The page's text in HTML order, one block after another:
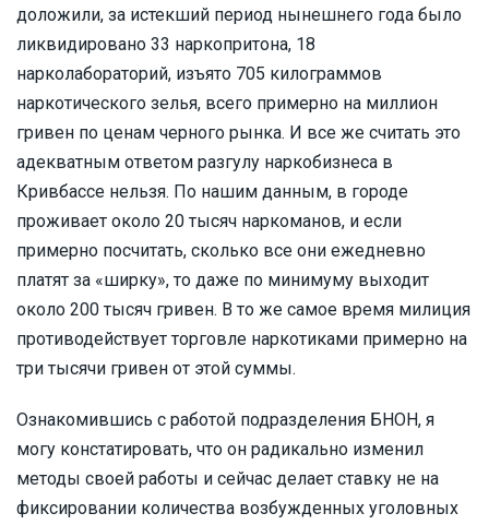
доложили, за истекший период нынешнего года было
ликвидировано 33 наркопритона, 18
нарколабораторий, изъято 705 килограммов
наркотического зелья, всего примерно на миллион
гривен по ценам черного рынка. И все же считать это
адекватным ответом разгулу наркобизнеса в
Кривбассе нельзя. По нашим данным, в городе
проживает около 20 тысяч наркоманов, и если
примерно посчитать, сколько все они ежедневно
платят за «ширку», то даже по минимуму выходит
около 200 тысяч гривен. В то же самое время милиция
противодействует торговле наркотиками примерно на
три тысячи гривен от этой суммы.
Ознакомившись с работой подразделения БНОН, я
могу констатировать, что он радикально изменил
методы своей работы и сейчас делает ставку не на
фиксировании количества возбужденных уголовных